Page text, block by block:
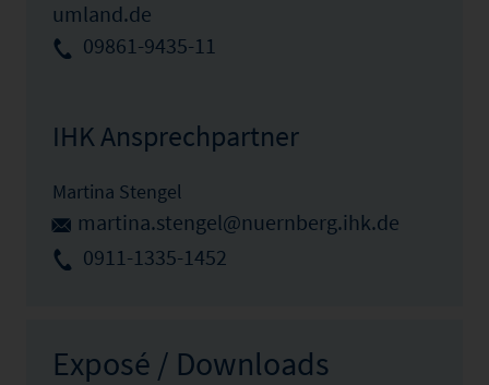
umland.de
09861-9435-11
IHK Ansprechpartner
Martina Stengel
martina.stengel@nuernberg.ihk.de
0911-1335-1452
Exposé / Downloads